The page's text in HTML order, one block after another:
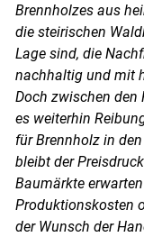
Brennholzes aus
die steirischen
Lage sind, die
nachhaltig und mit
Doch zwischen den
es weiterhin
für Brennholz in
bleibt der
Baumärkte
Produktionskosten
der Wunsch der